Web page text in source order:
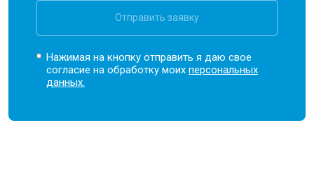
Отправить заявку
Нажимая на кнопку отправить я даю свое
согласие на обработку моихперсональных
данных.